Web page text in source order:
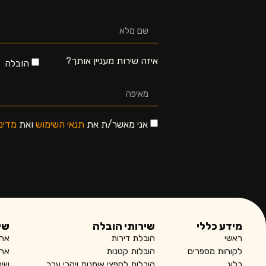
איזה שירות מעניין אותך? הובלה
אני מאשר/ת את תנאי השימוש ואת
מידע כללי
ראשי
לקוחות מספרים
שירותי הובלה
הובלת דירות
הובלות קטנות